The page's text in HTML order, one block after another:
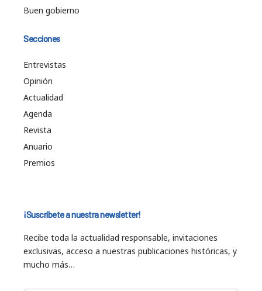
Buen gobierno
Secciones
Entrevistas
Opinión
Actualidad
Agenda
Revista
Anuario
Premios
¡Suscríbete a nuestra newsletter!
Recibe toda la actualidad responsable, invitaciones
exclusivas, acceso a nuestras publicaciones históricas, y
mucho más…